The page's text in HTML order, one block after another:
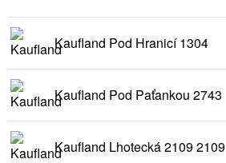
Kaufland Pod Hranicí 1304
Kaufland Pod Paťankou 2743
Kaufland Lhotecká 2109 2109